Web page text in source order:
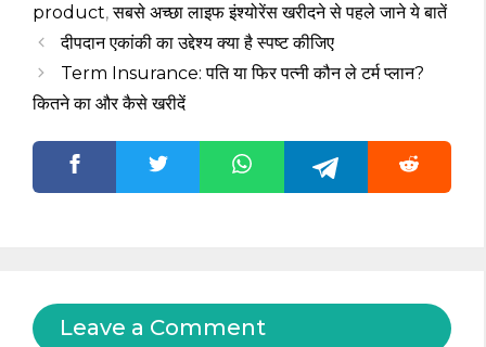
product,सबसे अच्छा लाइफ इंश्योरेंस खरीदने से पहले जाने ये बातें
दीपदान एकांकी का उद्देश्य क्या है स्पष्ट कीजिए
Term Insurance: पति या फिर पत्नी कौन ले टर्म प्लान?
कितने का और कैसे खरीदें
Leave a Comment